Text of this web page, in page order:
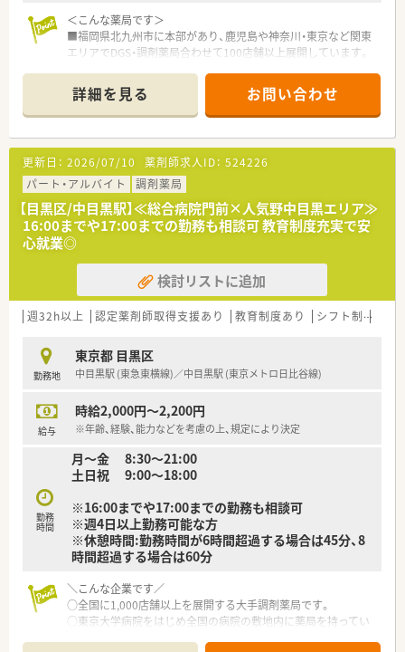
＜こんな薬局です＞
■福岡県北九州市に本部があり、鹿児島や神奈川・東京など関東
エリアでDGS・調剤薬局合わせて100店舗以上展開しています。
化経営しております。
■風通しの良い社風で社員のやる気を重視！年齢や社歴に関わら
ずチャレンジできる環境が整っています。早期のキャリアアッ
プを望む方にもオススメです。
■産休・育休はもちろん、復帰後の時短勤務制度もございます。
■直近3年間（2019～2021年）の新卒入社者の離職率3％です！
＜教育体制について＞
■eラーニングによる資格取得支援も導入済み。申請・更新も会
社負担で行うことが可能です。
＜働きやすい環境作り＞
■エリアマネージャーやラウンダー専任社員を配置している為、
休みも取りやすい環境です。
■OTC社員割引制度・福利厚生クラブ等の福利厚生も充実です！
重視している方にもおすすめです。
■接客業務を第一とし、日常の煩雑な業務を軽減するためのシス
テム構築に取り組んでいます。
<こんな店舗です＞
・2022年11月新規OPENの店舗です。
・内科メイン、40枚/日予定です。
詳細を見る お問い合わせ
更新日： 2026/07/10 薬剤師求人ID： 524226
パート・アルバイト
調剤薬局
【目黒区/中目黒駅】≪総合病院門前×人気野中目黒エリア≫
16:00までや17:00までの勤務も相談可 教育制度充実で安
心就業◎
検討リストに追加
週32h以上 認定薬剤師取得支援あり 教育制度あり シフト制
勤務地
東京都 目黒区
中目黒駅 (東急東横線)／中目黒駅 (東京メトロ日比谷線)
給与
時給2,000円～2,200円
※年齢、経験、能力などを考慮の上、規定により決定
勤務
時間
月～金 8:30～21:00
土日祝 9:00～18:00
※16:00までや17:00までの勤務も相談可
※週4日以上勤務可能な方
※休憩時間:勤務時間が6時間超過する場合は45分、8
時間超過する場合は60分
＼こんな企業です／
○全国に1,000店舗以上を展開する大手調剤薬局です。
○東京大学病院をはじめ全国の病院の敷地内に薬局を持ってい